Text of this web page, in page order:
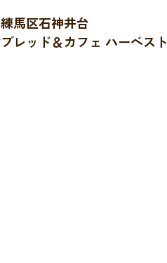
練馬区石神井台
ブレッド＆カフェ ハーベスト